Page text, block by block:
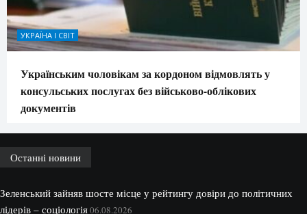
УКРАЇНА І СВІТ
Українським чоловікам за кордоном відмовлять у
консульських послугах без військово-облікових
документів
Останні новини
Зеленський зайняв шосте місце у рейтингу довіри до політичних
лідерів – соціологія06.08.2026